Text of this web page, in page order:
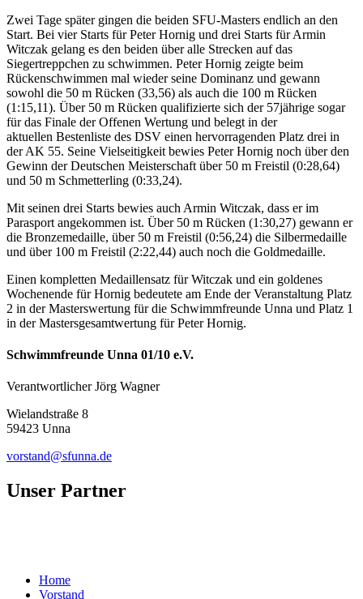
Zwei Tage später gingen die beiden SFU-Masters endlich an den
Start. Bei vier Starts für Peter Hornig und drei Starts für Armin
Witczak gelang es den beiden über alle Strecken auf das
Siegertreppchen zu schwimmen. Peter Hornig zeigte beim
Rückenschwimmen mal wieder seine Dominanz und gewann
sowohl die 50 m Rücken (33,56) als auch die 100 m Rücken
(1:15,11). Über 50 m Rücken qualifizierte sich der 57jährige sogar
für das Finale der Offenen Wertung und belegt in der
aktuellen Bestenliste des DSV einen hervorragenden Platz drei in
der AK 55. Seine Vielseitigkeit bewies Peter Hornig noch über den
Gewinn der Deutschen Meisterschaft über 50 m Freistil (0:28,64)
und 50 m Schmetterling (0:33,24).
Mit seinen drei Starts bewies auch Armin Witczak, dass er im
Parasport angekommen ist. Über 50 m Rücken (1:30,27) gewann er
die Bronzemedaille, über 50 m Freistil (0:56,24) die Silbermedaille
und über 100 m Freistil (2:22,44) auch noch die Goldmedaille.
Einen kompletten Medaillensatz für Witczak und ein goldenes
Wochenende für Hornig bedeutete am Ende der Veranstaltung Platz
2 in der Masterswertung für die Schwimmfreunde Unna und Platz 1
in der Mastersgesamtwertung für Peter Hornig.
Schwimmfreunde Unna 01/10 e.V.
Verantwortlicher Jörg Wagner
Wielandstraße 8
59423 Unna
vorstand@sfunna.de
Unser Partner
Home
Vorstand